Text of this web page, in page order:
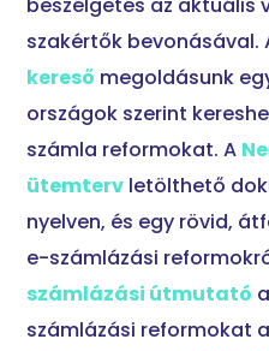
beszélgetés az aktuális
szakértők bevonásával.
kereső megoldásunk
országok szerint
számla reformokat. A
ütemtervletölthető
nyelven, és egy rövid,
e-számlázási
számlázási útmutató
számlázási reformokat